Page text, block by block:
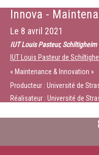
Innova -
Le 8 avril 2021
IUT Louis Pasteur, Schiltigheim
IUT Louis Pasteur de
« Maintenance & Innovation »
Producteur : Université de
Réalisateur : Université de